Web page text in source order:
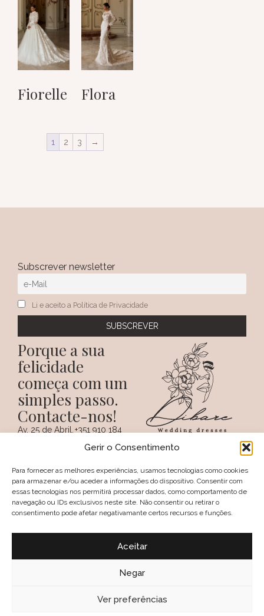
Gerir o Consentimento
Para fornecer as melhores experiências, usamos tecnologias como cookies
para armazenar e/ou aceder a informações do dispositivo. Consentir com
essas tecnologias nos permitirá processar dados, como comportamento de
navegação ou IDs exclusivos neste site. Não consentir ou retirar o
consentimento pode afetar negativamante certos recursos e funções.
Aceitar
Negar
Ver preferências
Fiorelle Flora
1 2 3 →
Subscrever newsletter
Li e aceito a Política de Privacidade
Porque a sua
felicidade
começa com um
simples passo.
Contacte-nos!
Av. 25 de Abril,
PORTUGAL
+351 910 184
(Chamada para a
nacional)
+351 274 094
097
(Chamada para a
rede fixa nacional)
geral@dibare.com
SOCIAIS
Avisos legais
Política de Privacidade
Livro de reclamações
Política de Cookies (UE)
2025, Dibare, Wedding Dresses